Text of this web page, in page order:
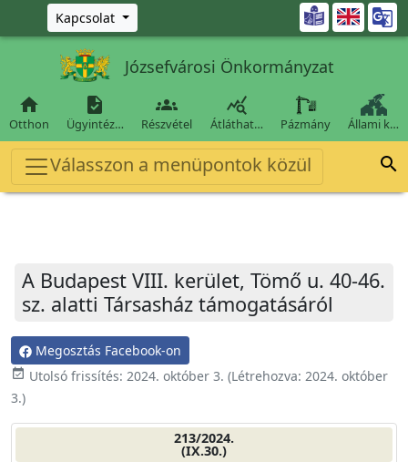
Ugrás a fő tartalomra
Kapcsolat 
Józsefvárosi Önkormányzat

Otthon

Ügyintéz…

Részvétel

Átláthat… Pázmány Állami k…
Válasszon a menüpontok közül 
A Budapest VIII. kerület, Tömő u. 40-46.
sz. alatti Társasház támogatásáról
Megosztás Facebook-on
event_available Utolsó frissítés: 2024. október 3. (Létrehozva: 2024. október
3.)
213/2024.
(IX.30.)